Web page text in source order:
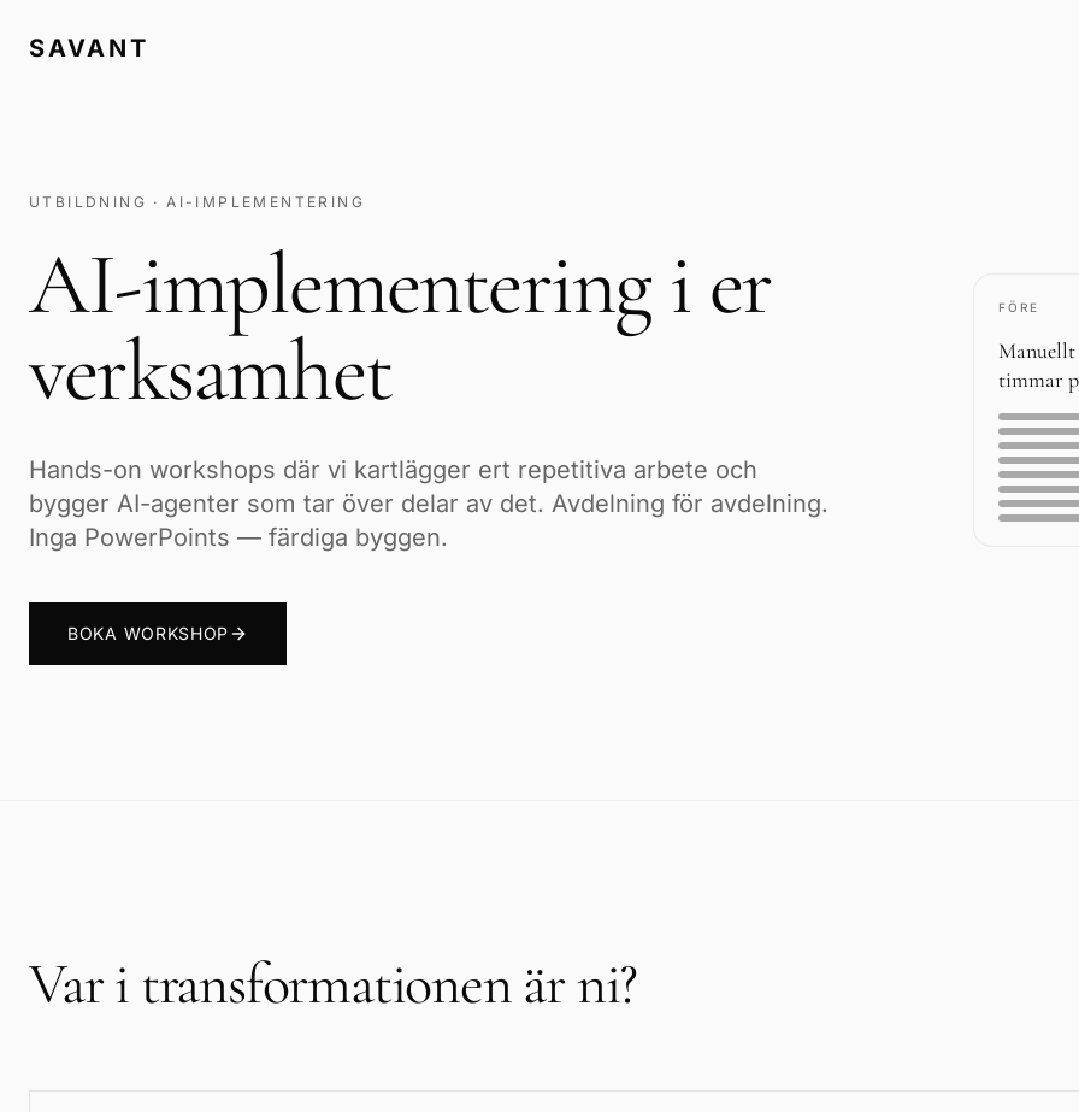
SAVANT
UTBILDNING · AI-IMPLEMENTERING
AI-implementering i er
verksamhet
Hands-on workshops där vi kartlägger ert repetitiva arbete och
bygger AI-agenter som tar över delar av det. Avdelning för avdelning.
Inga PowerPoints — färdiga byggen.
BOKA WORKSHOP
FÖRE
Manuellt
timmar
Var i transformationen är ni?